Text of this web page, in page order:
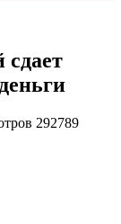
сдает
292789